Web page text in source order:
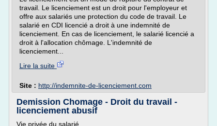
travail. Le licenciement est un droit pour l'employeur et
offre aux salariés une protection du code de travail. Le
salarié en CDI licencié a droit à une indemnité de
licenciement. En cas de licenciement, le salarié licencié a
droit à l'allocation chômage. L'indemnité de
licenciement...
Lire la suite
Site : http://indemnite-de-licenciement.com
Demission Chomage - Droit du travail -
licenciement abusif
Vie privée du salarié